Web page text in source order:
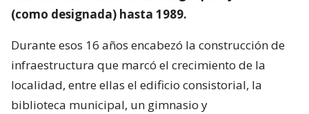
(como designada) hasta 1989.
Durante esos 16 años encabezó la construcción de
infraestructura que marcó el crecimiento de la
localidad, entre ellas el edificio consistorial, la
biblioteca municipal, un gimnasio y